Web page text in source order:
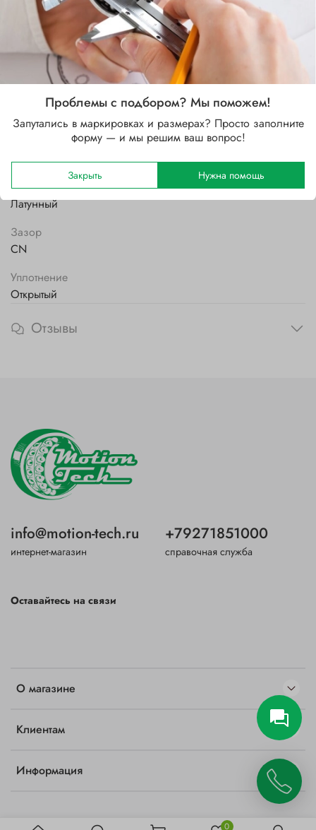
Бренд
Внутренний диаметр d, мм
Наружный диаметр D, мм
Ширина B, мм
21
Сепаратор
Латунный
Зазор
CN
Уплотнение
Открытый
Отзывы
О магазине
Клиентам
Информация
info@motion-tech.ru
интернет-магазин
+79271851000
справочная служба
Оставайтесь на связи
0
Проблемы с подбором? Мы поможем!
Запутались в маркировках и размерах? Просто заполните
форму — и мы решим ваш вопрос!
Закрыть Нужна помощь